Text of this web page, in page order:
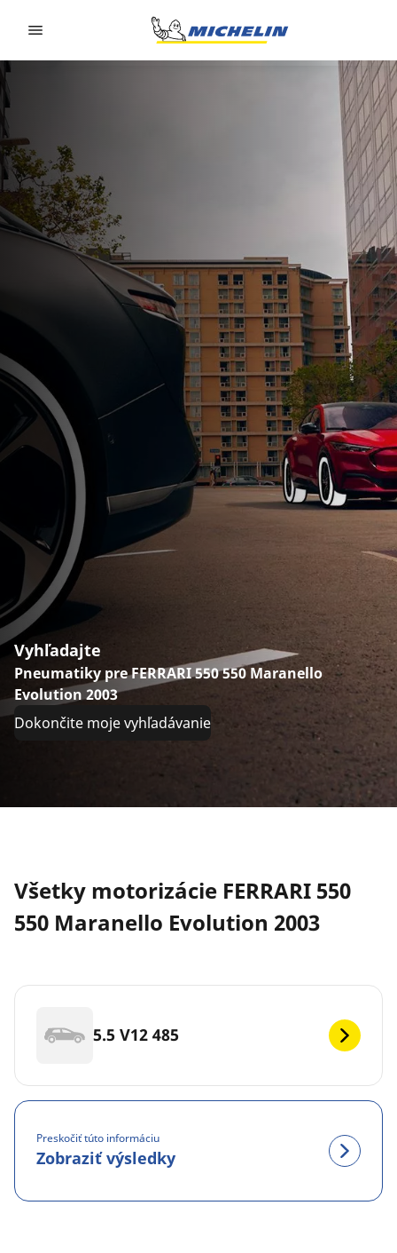
Vyhľadajte
Pneumatiky pre FERRARI 550 550 Maranello
Evolution 2003
Dokončite moje vyhľadávanie
Všetky motorizácie FERRARI 550
550 Maranello Evolution 2003
5.5 V12 485
Preskočiť túto informáciu
Zobraziť výsledky